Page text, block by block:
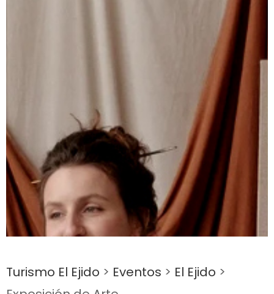
Turismo El Ejido > Eventos > El Ejido >